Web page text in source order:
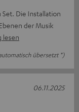
Die Installation
der Musik
lesen
übersetzt *)
06.11.2025